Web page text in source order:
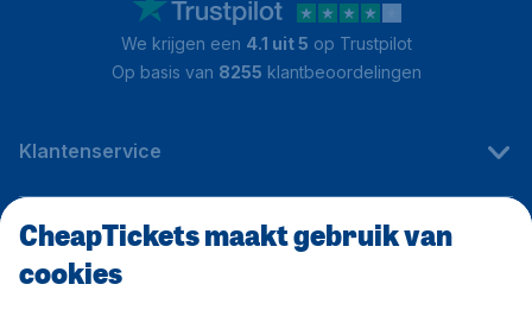
We krijgen een 4.1 uit 5 op Trustpilot
Op basis van 8255 klantbeoordelingen
Klantenservice
CheapTickets.be
CheapTickets maakt gebruik van
cookies